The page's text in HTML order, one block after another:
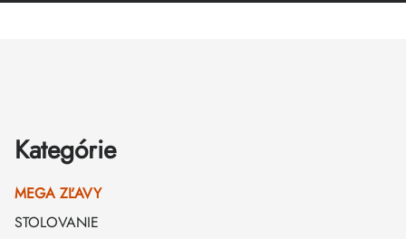
Kategórie
MEGA ZĽAVY
STOLOVANIE